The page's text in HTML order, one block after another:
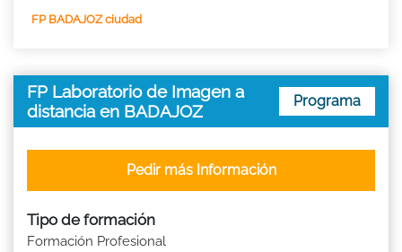
FP BADAJOZ ciudad
FP Laboratorio de Imagen a
distancia en BADAJOZ
Programa
Tipo de formación
Formación Profesional
Pedir más Información